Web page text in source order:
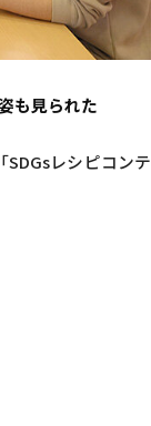
も見られた
レシピコンテ